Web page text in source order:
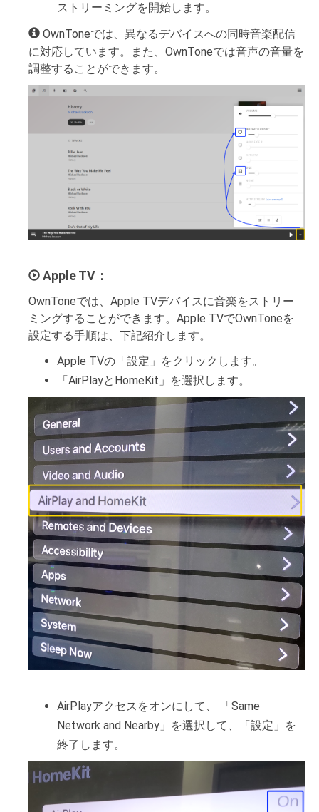
ストリーミングを開始します。
OwnToneでは、異なるデバイスへの同時音楽配信
に対応しています。また、OwnToneでは音声の音量を
調整することができます。
Apple TV：
OwnToneでは、Apple TVデバイスに音楽をストリー
ミングすることができます。Apple TVでOwnToneを
設定する手順は、下記紹介します。
Apple TVの「設定」をクリックします。
「AirPlayとHomeKit」を選択します。
AirPlayアクセスをオンにして、 「Same
Network and Nearby」を選択して、「設定」を
終了します。